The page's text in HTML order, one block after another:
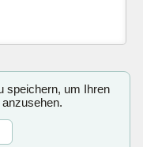
speichern, um Ihren